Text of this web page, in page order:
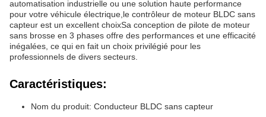
automatisation industrielle ou une solution haute performance
pour votre véhicule électrique,le contrôleur de moteur BLDC sans
capteur est un excellent choixSa conception de pilote de moteur
sans brosse en 3 phases offre des performances et une efficacité
inégalées, ce qui en fait un choix privilégié pour les
professionnels de divers secteurs.
Caractéristiques:
Nom du produit: Conducteur BLDC sans capteur